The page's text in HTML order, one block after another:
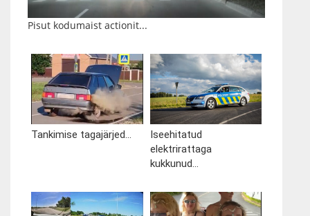
Pisut kodumaist actionit...
Tankimise tagajärjed...
Iseehitatud
elektrirattaga
kukkunud...